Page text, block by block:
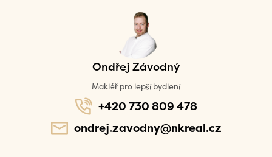
Ondřej Závodný
Makléř pro lepší bydlení
+420 730 809 478
ondrej.zavodny@nkreal.cz